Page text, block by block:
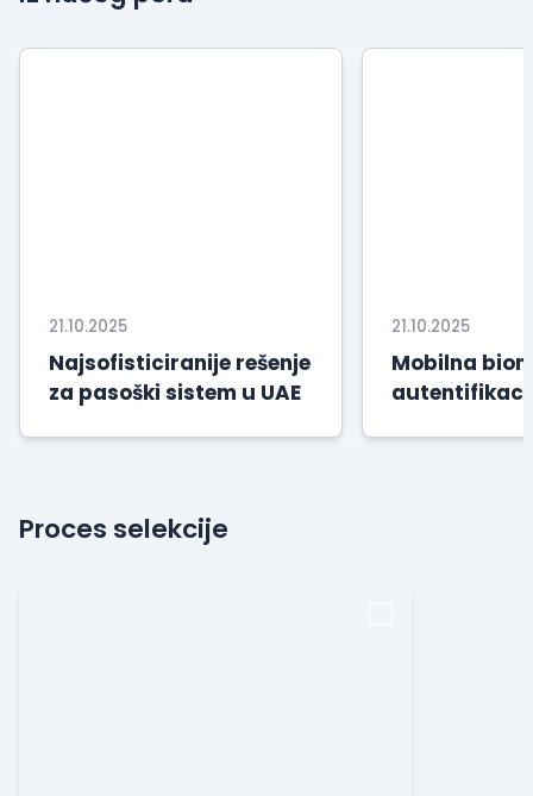
21.10.2025
Najsofisticiranije rešenje
za pasoški sistem u UAE
21.10.2025
Mobilna
Proces selekcije